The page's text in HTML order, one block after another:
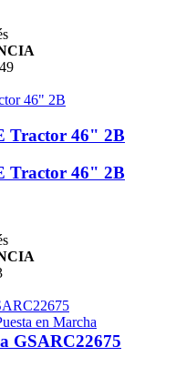
Tractor 46" 2B
Tractor 46" 2B
GSARC22675